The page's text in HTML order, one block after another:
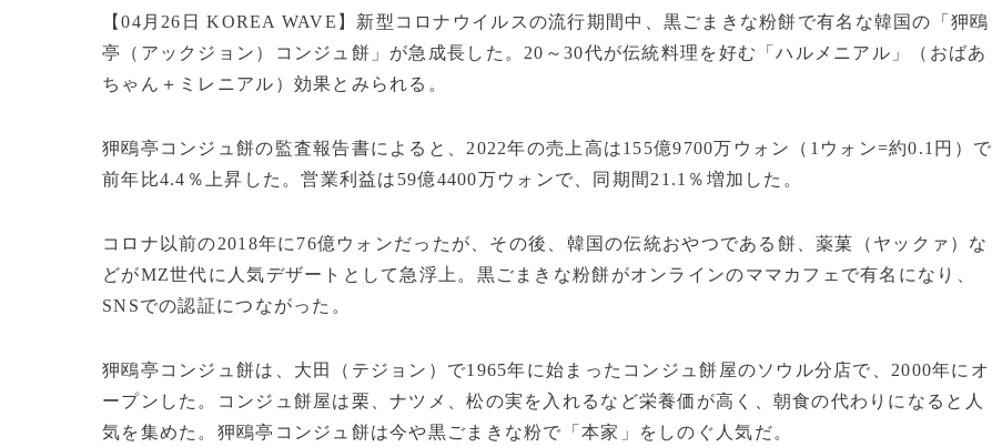
【04月26日 KOREA WAVE】新型コロナウイルスの流行期間中、黒ごまきな粉餅で有名な韓国の「狎鴎
亭（アックジョン）コンジュ餅」が急成長した。20～30代が伝統料理を好む「ハルメニアル」（おばあ
ちゃん＋ミレニアル）効果とみられる。
狎鴎亭コンジュ餅の監査報告書によると、2022年の売上高は155億9700万ウォン（1ウォン=約0.1円）で
前年比4.4％上昇した。営業利益は59億4400万ウォンで、同期間21.1％増加した。
コロナ以前の2018年に76億ウォンだったが、その後、韓国の伝統おやつである餅、薬菓（ヤックァ）な
どがMZ世代に人気デザートとして急浮上。黒ごまきな粉餅がオンラインのママカフェで有名になり、
SNSでの認証につながった。
狎鴎亭コンジュ餅は、大田（テジョン）で1965年に始まったコンジュ餅屋のソウル分店で、2000年にオ
ープンした。コンジュ餅屋は栗、ナツメ、松の実を入れるなど栄養価が高く、朝食の代わりになると人
気を集めた。狎鴎亭コンジュ餅は今や黒ごまきな粉で「本家」をしのぐ人気だ。